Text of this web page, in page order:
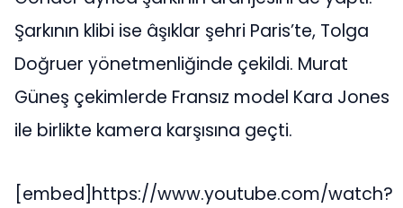
Şarkının klibi ise âşıklar şehri Paris’te, Tolga
Doğruer yönetmenliğinde çekildi. Murat
Güneş çekimlerde Fransız model Kara Jones
ile birlikte kamera karşısına geçti.
[embed]https://www.youtube.com/watch?